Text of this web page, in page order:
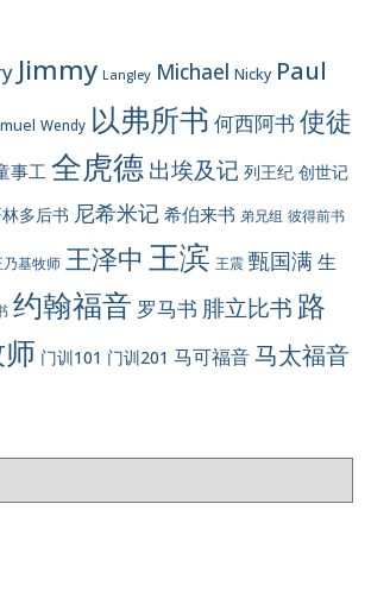
Jimmy Langley Michael Nicky Paul
Wendy 以弗所书 何西阿书 使徒
事工 全虎德出埃及记 列王纪 创世记
多后书 尼希米记 希伯来书 弟兄组 彼得前书
乃基牧师 王泽中 王滨 王震 甄国满生
约翰福音 罗马书 腓立比书 路
门训101 门训201 马可福音马太福音